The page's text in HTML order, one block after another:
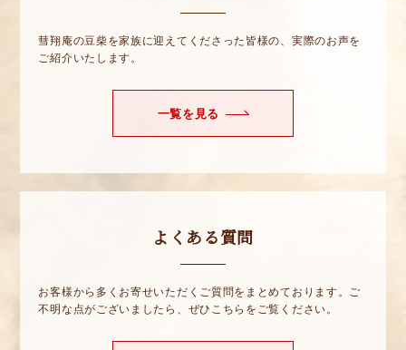
彗翔庵の豆柴を家族に迎えてくださった皆様の、実際のお声を
ご紹介いたします。
一覧を見る
よくある質問
お客様から多くお寄せいただくご質問をまとめております。ご
不明な点がございましたら、ぜひこちらをご覧ください。